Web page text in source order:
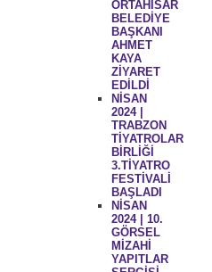
ORTAHİSAR
BELEDİYE
BAŞKANI
AHMET
KAYA
ZİYARET
EDİLDİ
NİSAN
2024 |
TRABZON
TİYATROLAR
BİRLİĞİ
3.TİYATRO
FESTİVALİ
BAŞLADI
NİSAN
2024 | 10.
GÖRSEL
MİZAHİ
YAPITLAR